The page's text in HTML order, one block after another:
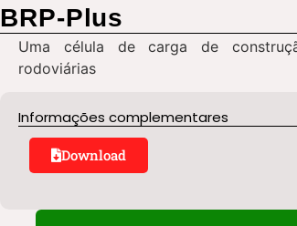
BRP-Plus
Uma célula de carga de
rodoviárias
Informações complementares
Download